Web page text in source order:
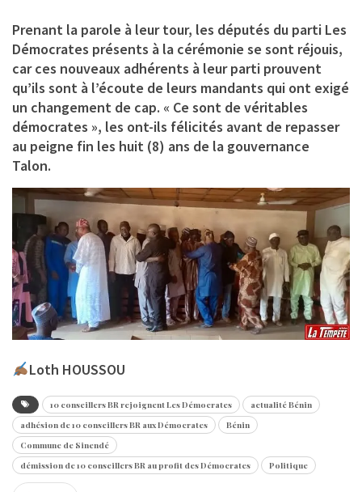
Prenant la parole à leur tour, les députés du parti Les
Démocrates présents à la cérémonie se sont réjouis,
car ces nouveaux adhérents à leur parti prouvent
qu’ils sont à l’écoute de leurs mandants qui ont exigé
un changement de cap. « Ce sont de véritables
démocrates », les ont-ils félicités avant de repasser
au peigne fin les huit (8) ans de la gouvernance
Talon.
Loth HOUSSOU
10 conseillers BR rejoignent Les Démocrates
actualité Bénin
adhésion de 10 conseillers BR aux Démocrates
Bénin
Commune de Sinendé
démission de 10 conseillers BR au profit des Démocrates
Politique